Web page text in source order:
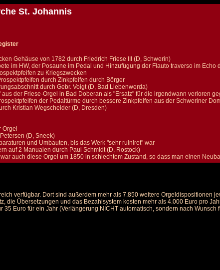
St. Johannis
Gehäuse von 1782 durch Friedrich Friese III (D, Schwerin)
im HW, der Posaune im Pedal und Hinzufügung der Flauto traverso im Echo
zu Kriegszwecken
durch Zinkpfeifen durch Börger
durch Gebr. Voigt (D, Bad Liebenwerda)
der Friese-Orgel in Bad Doberan als "Ersatz" für die irgendwann verloren
der Pedaltürme durch bessere Zinkpfeifen aus der Schweriner
Kristian Wegscheider (D, Dresden)
(D, Sneek)
und Umbauten, bis das Werk "sehr ruiniret" war
auf 2 Manualen durch Paul Schmidt (D, Rostock)
auch diese Orgel um 1850 in schlechtem Zustand, so dass man einen
verfügbar. Dort sind außerdem mehr als 7.850 weitere Orgeldispositionen
die Übersetzungen und das Bezahlsystem kosten mehr als 4.000 Euro pro
35 Euro für ein Jahr (Verlängerung NICHT automatisch, sondern nach